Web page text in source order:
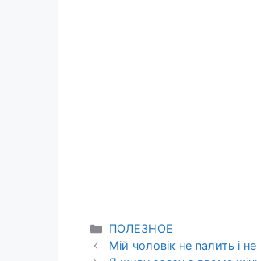
Categories
ПОЛЕЗНОЕ
Мій чоловік не nалить і